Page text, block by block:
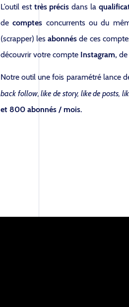
L’outil esttrès précis dans la
decomptes concurrents ou du
(scrapper) lesabonnésde ces
découvrir votre compte Instagram, de
Notre outil une fois paramétré lance
back follow, like de story, like de posts,
et 800 abonnés / mois.